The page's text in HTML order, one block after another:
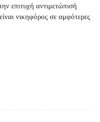
επιτυχή αντιμετώπισή
νικηφόρος σε αμφότερες